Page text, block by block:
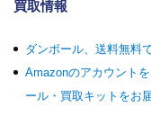
買取情報
ダンボール、送料無料
Amazonのアカウント
ール・買取キットをお